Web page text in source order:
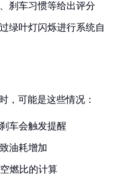
刹车习惯等给出评分
绿叶灯闪烁进行系统自
，可能是这些情况：
车会触发提醒
油耗增加
燃比的计算